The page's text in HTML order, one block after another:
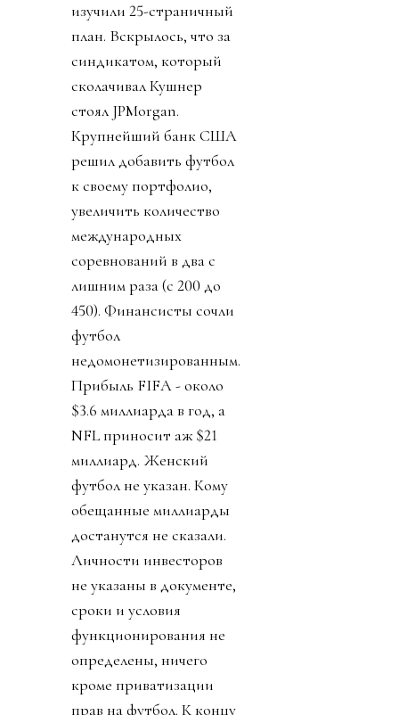
изучили 25-страничный
план. Вскрылось, что за
синдикатом, который
сколачивал Кушнер
стоял JPMorgan.
Крупнейший банк США
решил добавить футбол
к своему портфолио,
увеличить количество
международных
соревнований в два с
лишним раза (с 200 до
450). Финансисты сочли
футбол
недомонетизированным.
Прибыль FIFA - около
$3.6 миллиарда в год, а
NFL приносит аж $21
миллиард. Женский
футбол не указан. Кому
обещанные миллиарды
достанутся не сказали.
Личности инвесторов
не указаны в документе,
сроки и условия
функционирования не
определены, ничего
кроме приватизации
прав на футбол. К концу